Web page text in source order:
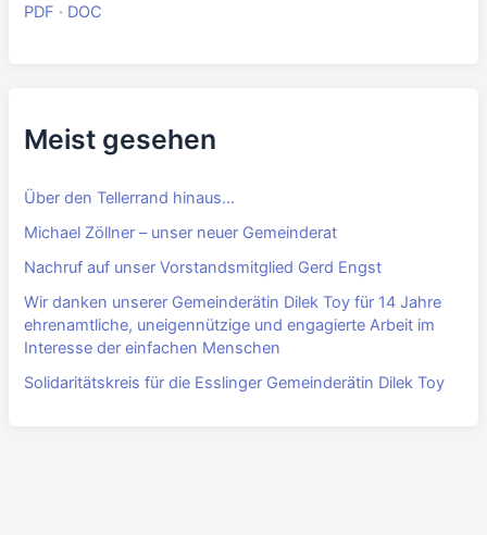
PDF · DOC
Meist gesehen
Über den Tellerrand hinaus…
Michael Zöllner – unser neuer Gemeinderat
Nachruf auf unser Vorstandsmitglied Gerd Engst
Wir danken unserer Gemeinderätin Dilek Toy für 14 Jahre
ehrenamtliche, uneigennützige und engagierte Arbeit im
Interesse der einfachen Menschen
Solidaritätskreis für die Esslinger Gemeinderätin Dilek Toy